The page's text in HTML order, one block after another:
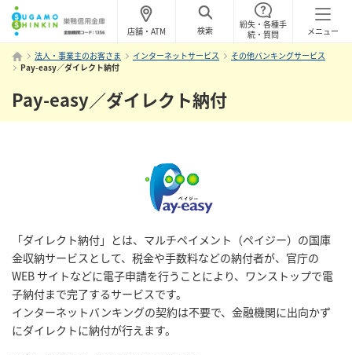
メニュー
店舗・ATM 検索
紛失・各種手
続・質問
法人・事業主のお客さま
インターネットサービス
その他バンキングサービス
Pay-easy／ダイレクト納付
Pay-easy／ダイレクト納付
「ダイレクト納付」とは、マルチペイメント（ペイジー）の国庫
金収納サービスとして、税金や手数料などの納付者が、官庁の
WEB サイトなどに電子申請を行うことにより、ワンストップで電
子納付まで完了するサービスです。
インターネットバンキングの契約は不要で、金融機関に出向かず
にダイレクトに納付が行えます。